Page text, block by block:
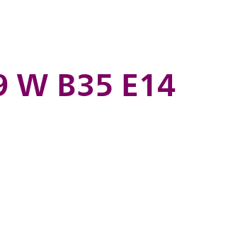
W B35 E14